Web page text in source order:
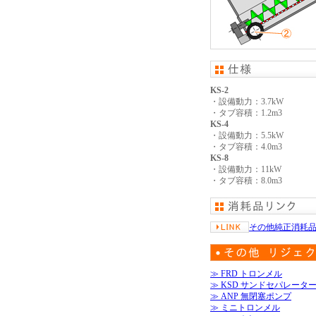
KS-2
・設備動力：3.7kW
・タブ容積：1.2m3
KS-4
・設備動力：5.5kW
・タブ容積：4.0m3
KS-8
・設備動力：11kW
・タブ容積：8.0m3
その他純正消耗品
≫ FRD トロンメル
≫ KSD サンドセパレーター
≫ ANP 無閉塞ポンプ
≫ ミニトロンメル